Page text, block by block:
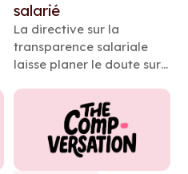
salarié
La directive sur la
transparence salariale
laisse planer le doute sur